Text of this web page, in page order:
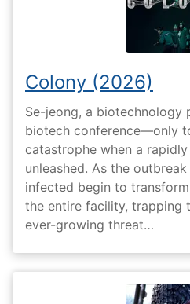
Colony (2026)
Se-jeong, a biotechnology
biotech conference—only
catastrophe when a
unleashed. As the
infected begin to
the entire facility, trapping
ever-growing threat…